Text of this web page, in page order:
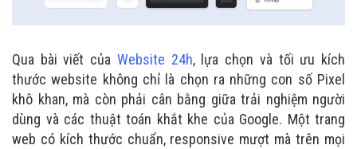
Qua bài viết của Website 24h, lựa chọn và tối ưu kích
thước website không chỉ là chọn ra những con số Pixel
khô khan, mà còn phải cân bằng giữa trải nghiệm người
dùng và các thuật toán khắt khe của Google. Một trang
web có kích thước chuẩn, responsive mượt mà trên mọi